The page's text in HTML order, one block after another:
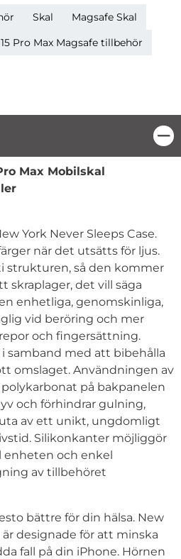
Skal
Magsafe Skal
Pro Max Magsafe tillbehör
Max Mobilskal
York Never Sleeps Case.
när det utsätts för ljus.
strukturen, så den kommer
skraplager, det vill säga
enhetliga, genomskinliga,
vid beröring och mer
och fingersättning.
samband med att bibehålla
omslaget. Användningen av
på bakpanelen
och förhindrar gulning,
av ett unikt, ungdomligt
Silikonkanter möjliggör
enheten och enkel
av tillbehöret
bättre för din hälsa. New
är designade för att minska
fall på din iPhone. Hörnen